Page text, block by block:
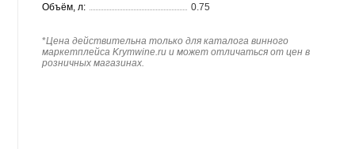
Объём, л:
0.75
*Цена действительна только для каталога винного
маркетплейса Krymwine.ru и может отличаться от цен в
розничных магазинах.